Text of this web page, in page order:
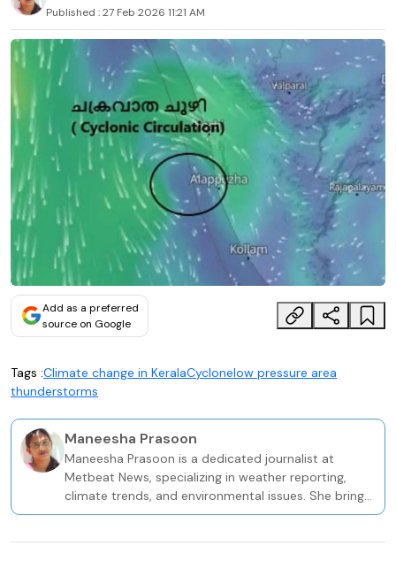
Published :27 Feb 2026 11:21 AM
Add as a preferred
source on Google
Tags :Climate change in KeralaCyclonelow pressure area
thunderstorms
Maneesha Prasoon
Maneesha Prasoon is a dedicated journalist at
Metbeat News, specializing in weather reporting,
climate trends, and environmental issues. She brings
a solid academic and professional foundation to her